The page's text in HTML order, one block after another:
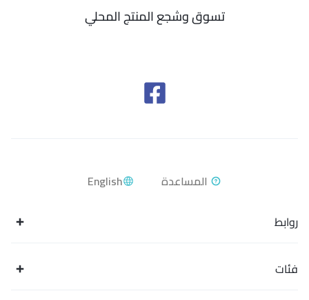
تسوق وشجع المنتج المحلي
English
روابط
فئات